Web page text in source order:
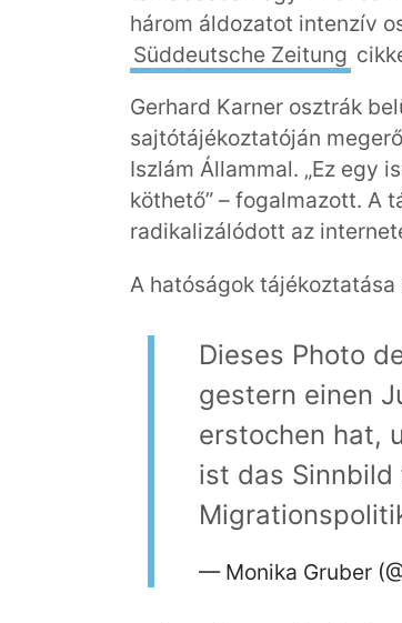
három áldozatot intenzív
Süddeutsche Zeitung
Gerhard Karner osztrák
sajtótájékoztatóján
Iszlám Állammal. „Ez egy
köthető” – fogalmazott. A
radikalizálódott az
A hatóságok
Dieses Photo
gestern einen
erstochen hat,
ist das
— Monika Gruber